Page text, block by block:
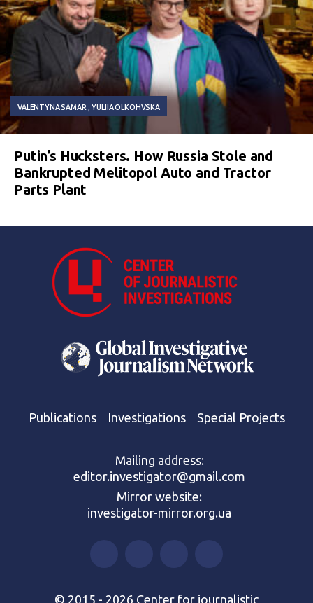
VALENTYNA SAMAR YULIIA OLKOHVSKA
Putin’s Hucksters. How Russia Stole and
Bankrupted Melitopol Auto and Tractor
Parts Plant
Publications Investigations Special Projects
Mailing address:
editor.investigator@gmail.com
Mirror website:
investigator-mirror.org.ua
© 2015 - 2026 Center for journalistic